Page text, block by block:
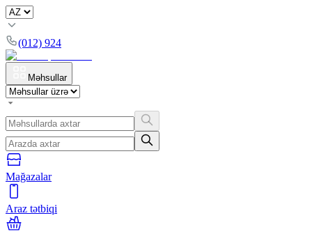
(012) 924
Məhsullar
Mağazalar
Araz tətbiqi